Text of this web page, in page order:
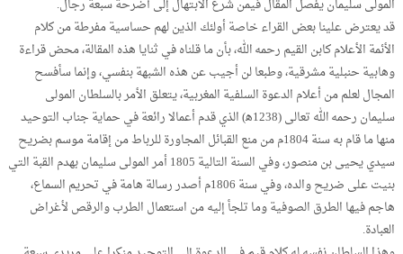
المولى سليمان يفصل المقال فيمن شرع الابتهال إلى أضرحة سبعة رجال.
قد يعترض علينا بعض القراء خاصة أولئك الذين لهم حساسية مفرطة من كلام
الأئمة الأعلام كابن القيم رحمه الله، بأن ما قلناه في ثنايا هذه المقالة، محض قراءة
وهابية حنبلية مشرقية، وطبعا لن أجيب عن هذه الشبهة بنفسي، وإنما سأفسح
المجال لعلم من أعلام الدعوة السلفية المغربية، يتعلق الأمر بالسلطان المولى
سليمان رحمه الله تعالى (1238ﻫ) الذي قدم أعمالا رائعة في حماية جناب التوحيد
منها ما قام به سنة 1804م من منع القبائل المجاورة للرباط من إقامة موسم بضريح
سيدي يحيى بن منصور، وفي السنة التالية 1805 أمر المولى سليمان بهدم القبة التي
بنيت على ضريح والده، وفي سنة 1806م أصدر رسالة هامة في تحريم السماع،
هاجم فيها الطرق الصوفية وما تلجأ إليه من استعمال الطرب والرقص لأغراض
العبادة.